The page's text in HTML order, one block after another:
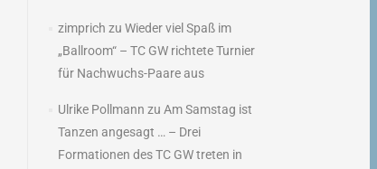
zimprich zu Wieder viel Spaß im
„Ballroom“ – TC GW richtete Turnier
für Nachwuchs-Paare aus
Ulrike Pollmann zu Am Samstag ist
Tanzen angesagt … – Drei
Formationen des TC GW treten in